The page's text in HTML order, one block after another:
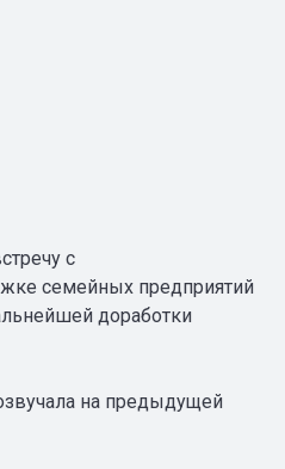
с
семейных предприятий
доработки
на предыдущей